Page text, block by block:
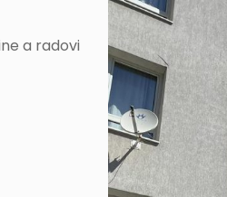
a radovi